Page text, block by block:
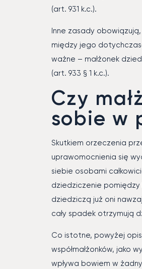
(art. 931 k.c.).
Inne zasady
między jego
ważne – małżonek
(art. 933 § 1 k.c.).
Czy
sobie w
Skutkiem orzeczenia
uprawomocnienia się
siebie osobami
dziedziczenie pomiędzy
dziedziczą już oni
cały spadek otrzymują
Co istotne, powyżej
współmałżonków, jako
wpływa bowiem w